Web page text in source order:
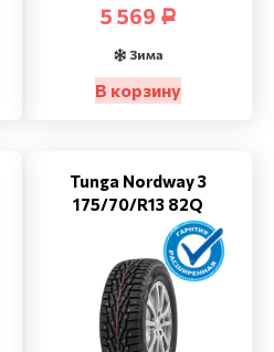
5 569 Р
Зима
В корзину
Tunga Nordway 3
175/70/R13 82Q